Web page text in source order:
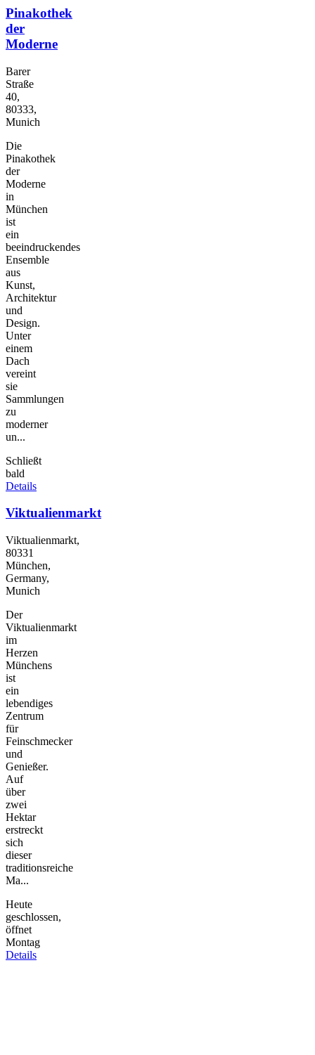
Pinakothek
der
Moderne
Barer
Straße
40,
80333,
Munich
Die
Pinakothek
der
Moderne
in
München
ist
ein
beeindruckendes
Ensemble
aus
Kunst,
Architektur
und
Design.
Unter
einem
Dach
vereint
sie
Sammlungen
zu
moderner
un...
Schließt
bald
Details
Viktualienmarkt
Viktualienmarkt,
80331
München,
Germany,
Munich
Der
Viktualienmarkt
im
Herzen
Münchens
ist
ein
lebendiges
Zentrum
für
Feinschmecker
und
Genießer.
Auf
über
zwei
Hektar
erstreckt
sich
dieser
traditionsreiche
Ma...
Heute
geschlossen,
öffnet
Montag
Details